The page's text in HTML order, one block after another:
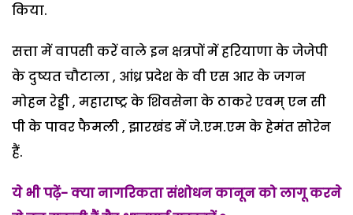
किया.
सत्ता में वापसी करें वाले इन क्षत्रपों में हरियाणा के जेजेपी
के दुष्यत चौटाला , आंध्र प्रदेश के वी एस आर के जगन
मोहन रेड्डी , महाराष्ट्र के शिवसेना के ठाकरे एवम् एन सी
पी के पावर फैमली , झारखंड में जे.एम.एम के हेमंत सोरेन
हैं.
ये भी पढ़ें- क्या नागरिकता संशोधन कानून को लागू करने